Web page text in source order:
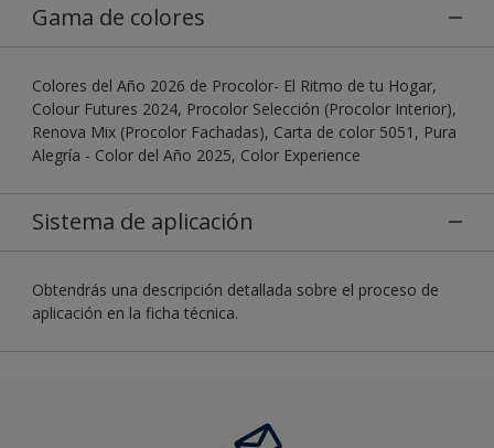
Gama de colores
Colores del Año 2026 de Procolor- El Ritmo de tu Hogar,
Colour Futures 2024, Procolor Selección (Procolor Interior),
Renova Mix (Procolor Fachadas), Carta de color 5051, Pura
Alegría - Color del Año 2025, Color Experience
Sistema de aplicación
Obtendrás una descripción detallada sobre el proceso de
aplicación en la ficha técnica.